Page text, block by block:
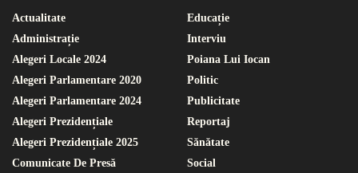
Actualitate
Administrație
Alegeri Locale 2024
Alegeri Parlamentare 2020
Alegeri Parlamentare 2024
Alegeri Prezidențiale
Alegeri Prezidențiale 2025
Comunicate De Presă
Educație
Interviu
Poiana Lui Iocan
Politic
Publicitate
Reportaj
Sănătate
Social